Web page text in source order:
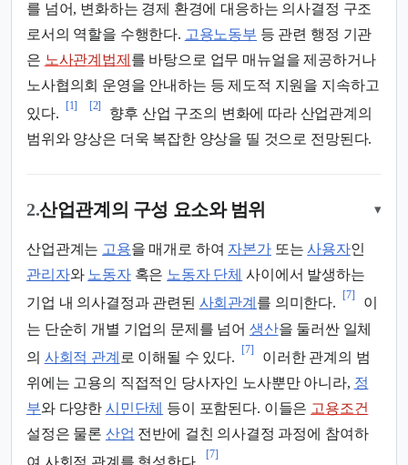
를 넘어, 변화하는 경제 환경에 대응하는 의사결정 구조
로서의 역할을 수행한다. 고용노동부 등 관련 행정 기관
은 노사관계법제 를 바탕으로 업무 매뉴얼을 제공하거나
노사협의회 운영을 안내하는 등 제도적 지원을 지속하고
있다.
[1] [2]
향후 산업 구조의 변화에 따라 산업관계의
범위와 양상은 더욱 복잡한 양상을 띨 것으로 전망된다.
2.산업관계의 구성 요소와 범위 ▾
산업관계는 고용을 매개로 하여 자본가또는사용자인
관리자와 노동자혹은 노동자 단체 사이에서 발생하는
기업 내 의사결정과 관련된 사회관계 를 의미한다.
[7]
이
는 단순히 개별 기업의 문제를 넘어 생산을 둘러싼 일체
의 사회적 관계 로 이해될 수 있다.
[7]
이러한 관계의 범
위에는 고용의 직접적인 당사자인 노사뿐만 아니라, 정
부와 다양한 시민단체 등이 포함된다. 이들은 고용조건
설정은 물론 산업 전반에 걸친 의사결정 과정에 참여하
[7]